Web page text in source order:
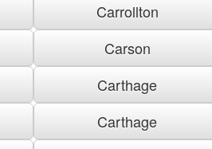
Carrollton
Carson
Carthage
Carthage